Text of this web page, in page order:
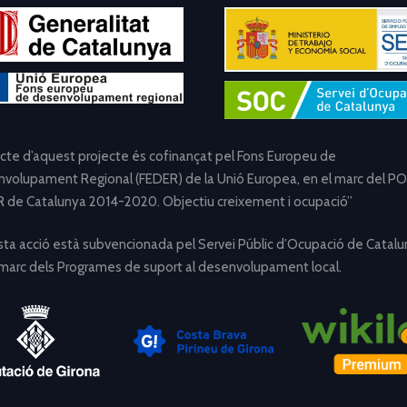
d’aquest projecte és cofinançat pel Fons Europeu de
Regional (FEDER) de la Unió Europea, en el marc del PO
de Catalunya 2014-2020. Objectiu creixement i ocupació”
acció està subvencionada pel Servei Públic d’Ocupació de
dels Programes de suport al desenvolupament local.